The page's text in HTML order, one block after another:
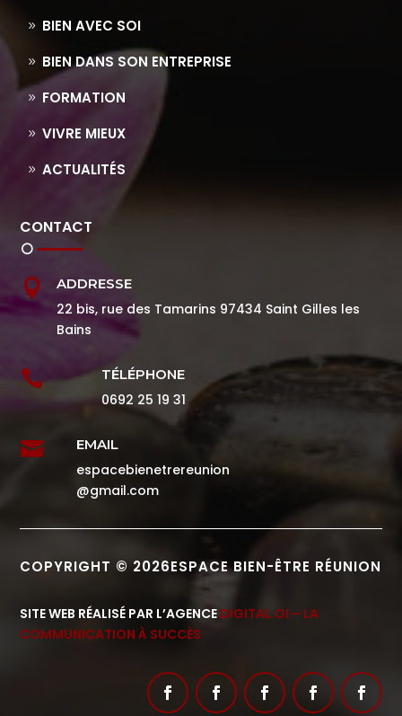
BIEN AVEC SOI
BIEN DANS SON ENTREPRISE
FORMATION
VIVRE MIEUX
ACTUALITÉS
CONTACT
 ADDRESSE
22 bis, rue des Tamarins 97434 Saint Gilles les
Bains
 TÉLÉPHONE
0692 25 19 31
 EMAIL
espacebienetrereunion
@gmail.com
COPYRIGHT © 2026ESPACE BIEN-ÊTRE RÉUNION
SITE WEB RÉALISÉ PAR L’AGENCE DIGITAL.OI – LA
COMMUNICATION À SUCCÈS